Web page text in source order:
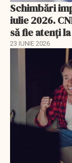
Schimbări
iulie 2026.
să fie atenți
23 IUNIE 2026